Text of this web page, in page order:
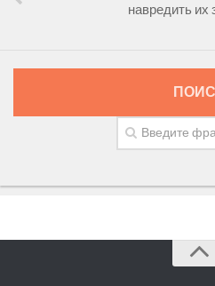
навредить их